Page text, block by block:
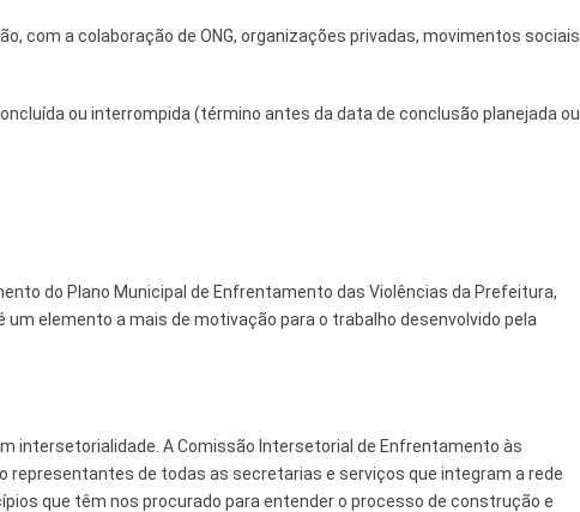
com a colaboração de ONG, organizações privadas, movimentos sociais
ou interrompida (término antes da data de conclusão planejada ou
do Plano Municipal de Enfrentamento das Violências da Prefeitura,
um elemento a mais de motivação para o trabalho desenvolvido pela
intersetorialidade. A Comissão Intersetorial de Enfrentamento às
representantes de todas as secretarias e serviços que integram a rede
que têm nos procurado para entender o processo de construção e